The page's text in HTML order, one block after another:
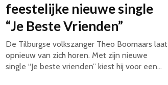
feestelijke nieuwe single
“Je Beste Vrienden”
De Tilburgse volkszanger Theo Boomaars laat
opnieuw van zich horen. Met zijn nieuwe
single “Je beste vrienden” kiest hij voor een...